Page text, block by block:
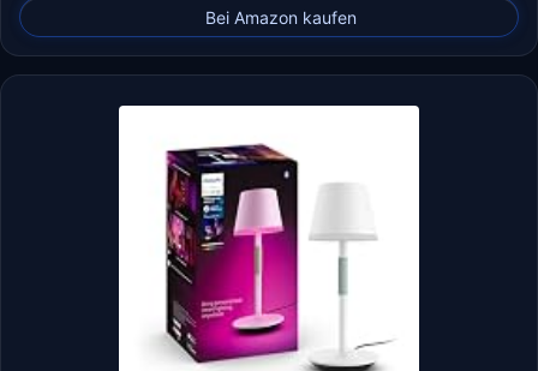
Bei Amazon kaufen